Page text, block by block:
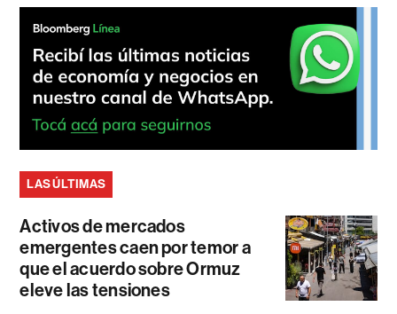
LAS ÚLTIMAS
Activos de mercados
emergentes caen por temor a
que el acuerdo sobre Ormuz
eleve las tensiones